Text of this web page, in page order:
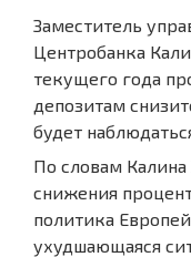
Заместитель
Центробанка
текущего года
депозитам
будет
По словам Калина
снижения
политика
ухудшающаяся